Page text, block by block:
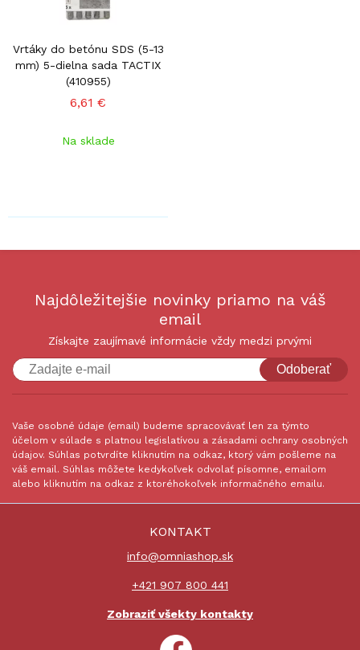
Vrtáky do betónu SDS (5-13
mm) 5-dielna sada TACTIX
(410955)
6,61 €
Na sklade
Najdôležitejšie novinky priamo na váš
email
Získajte zaujímavé informácie vždy medzi prvými
Odoberať
Vaše osobné údaje (email) budeme spracovávať len za týmto
účelom v súlade s platnou legislatívou a zásadami ochrany osobných
údajov. Súhlas potvrdíte kliknutím na odkaz, ktorý vám pošleme na
váš email. Súhlas môžete kedykoľvek odvolať písomne, emailom
alebo kliknutím na odkaz z ktoréhokoľvek informačného emailu.
KONTAKT
info@omniashop.sk
+421 907 800 441
Zobraziť všekty kontakty